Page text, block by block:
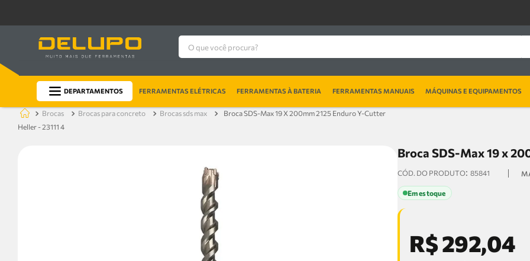
O que você procura?
DEPARTAMENTOS FERRAMENTAS ELÉTRICAS FERRAMENTAS À BATERIA FERRAMENTAS MANUAIS MÁQUINAS E EQUIPAMENTOS
brocas brocas para concreto brocas sds max
Broca SDS-Max 19 X 200mm 2125 Enduro Y-Cutter
Heller - 23111 4
Broca SDS-Max 19 x
: 85841
Em estoque
R$292,04